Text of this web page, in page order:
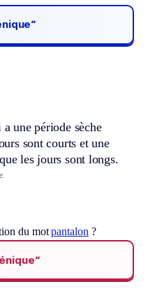
une période sèche
sont courts et une
les jours sont longs.
du motpantalon ?